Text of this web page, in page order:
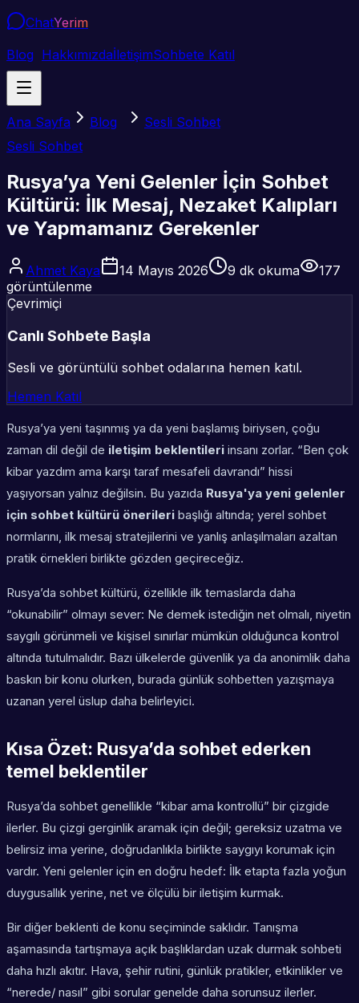
ChatYerim
Blog HakkımızdaİletişimSohbete Katıl
Ana Sayfa Blog
Sesli Sohbet
Sesli Sohbet
Rusya’ya Yeni Gelenler İçin Sohbet
Kültürü: İlk Mesaj, Nezaket Kalıpları
ve Yapmamanız Gerekenler
Ahmet Kaya 14 Mayıs 2026 9 dk okuma
177
görüntülenme
Çevrimiçi
Canlı Sohbete Başla
Sesli ve görüntülü sohbet odalarına hemen katıl.
Hemen Katıl
Rusya’ya yeni taşınmış ya da yeni başlamış biriysen, çoğu
zaman dil değil de iletişim beklentileri insanı zorlar. “Ben çok
kibar yazdım ama karşı taraf mesafeli davrandı” hissi
yaşıyorsan yalnız değilsin. Bu yazıda Rusya'ya yeni gelenler
için sohbet kültürü önerileri başlığı altında; yerel sohbet
normlarını, ilk mesaj stratejilerini ve yanlış anlaşılmaları azaltan
pratik örnekleri birlikte gözden geçireceğiz.
Rusya’da sohbet kültürü, özellikle ilk temaslarda daha
“okunabilir” olmayı sever: Ne demek istediğin net olmalı, niyetin
saygılı görünmeli ve kişisel sınırlar mümkün olduğunca kontrol
altında tutulmalıdır. Bazı ülkelerde güvenlik ya da anonimlik daha
baskın bir konu olurken, burada günlük sohbetten yazışmaya
uzanan yerel üslup daha belirleyici.
Kısa Özet: Rusya’da sohbet ederken
temel beklentiler
Rusya’da sohbet genellikle “kibar ama kontrollü” bir çizgide
ilerler. Bu çizgi gerginlik aramak için değil; gereksiz uzatma ve
belirsiz ima yerine, doğrudanlıkla birlikte saygıyı korumak için
vardır. Yeni gelenler için en doğru hedef: İlk etapta fazla yoğun
duygusallık yerine, net ve ölçülü bir iletişim kurmak.
Bir diğer beklenti de konu seçiminde saklıdır. Tanışma
aşamasında tartışmaya açık başlıklardan uzak durmak sohbeti
daha hızlı akıtır. Hava, şehir rutini, günlük pratikler, etkinlikler ve
“nerede/ nasıl” gibi sorular genelde daha sorunsuz ilerler.